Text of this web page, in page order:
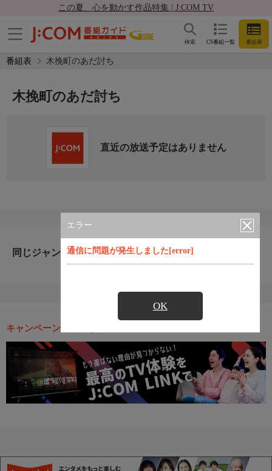
この夏、心を動かす作品特集 | J:COM TV
CS番組一覧 番組表
検索
番組表 木挽町のあだ討ち
エラー
通信に問題が発生しました[error]
OK
木挽町のあだ討ち
直近の放送予定はありません
同じジャンルのおすすめ番組
キャンペーン・お得な情報